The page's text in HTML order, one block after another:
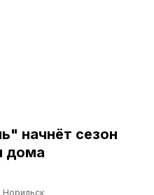
начнёт сезон
дома